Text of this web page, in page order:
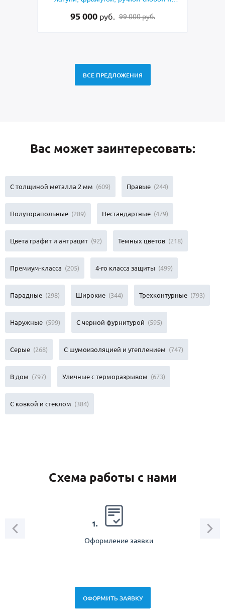
ВСЕ ПРЕДЛОЖЕНИЯ
Вас может заинтересовать:
С толщиной металла 2 мм (609) Правые (244)
Полуторапольные (289) Нестандартные (479)
Цвета графит и антрацит (92) Темных цветов (218)
Премиум-класса (205) 4-го класса защиты (499)
Парадные (298) Широкие (344) Трехконтурные (793)
Наружные (599) С черной фурнитурой (595)
Серые (268) С шумоизоляцией и утеплением (747)
В дом (797) Уличные с терморазрывом (673)
С ковкой и стеклом (384)
Схема работы с нами
1.
Оформление заявки
ОФОРМИТЬ ЗАЯВКУ